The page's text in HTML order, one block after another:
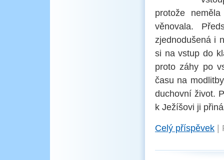
protože
věnovala.
zjednodušená i
si na vstup do
proto záhy po
času na
duchovní život.
k Ježíšovi ji
Celý příspěvek